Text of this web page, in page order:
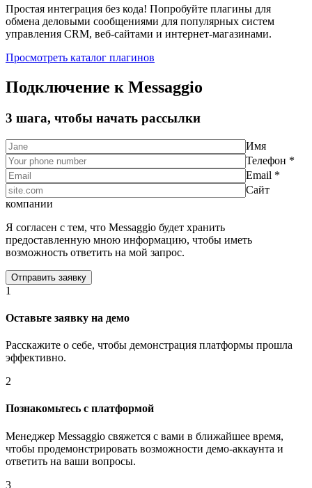
Простая интеграция без кода! Попробуйте плагины для
обмена деловыми сообщениями для популярных систем
управления CRM, веб-сайтами и интернет-магазинами.
Просмотреть каталог плагинов
Подключение к Messaggio
3 шага, чтобы начать рассылки
Имя
Телефон *
Email *
Сайт
компании
Я согласен с тем, что Messaggio будет хранить
предоставленную мною информацию, чтобы иметь
возможность ответить на мой запрос.
1
Оставьте заявку на демо
Расскажите о себе, чтобы демонстрация платформы прошла
эффективно.
2
Познакомьтесь с платформой
Менеджер Messaggio свяжется с вами в ближайшее время,
чтобы продемонстрировать возможности демо-аккаунта и
ответить на ваши вопросы.
3